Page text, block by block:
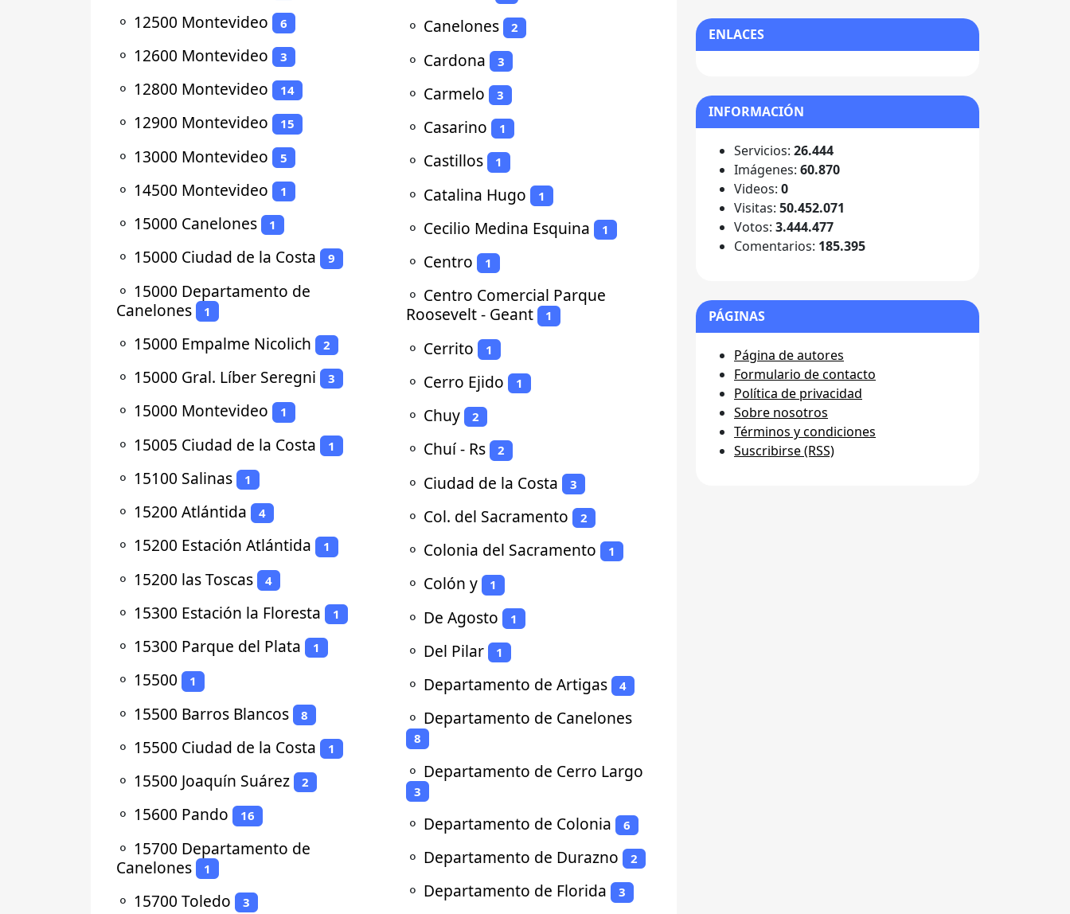
⚬ 12500 Montevideo 6
⚬ 12600 Montevideo 3
⚬ 12800 Montevideo 14
⚬ 12900 Montevideo 15
⚬ 13000 Montevideo 5
⚬ 14500 Montevideo 1
⚬ 15000 Canelones 1
⚬ 15000 Ciudad de la Costa 9
⚬ 15000 Departamento de
Canelones
1
⚬ 15000 Empalme Nicolich 2
⚬ 15000 Gral. Líber Seregni 3
⚬ 15000 Montevideo 1
⚬ 15005 Ciudad de la Costa 1
⚬ 15100 Salinas 1
⚬ 15200 Atlántida 4
⚬ 15200 Estación Atlántida 1
⚬ 15200 las Toscas 4
⚬ 15300 Estación la Floresta 1
⚬ 15300 Parque del Plata 1
⚬ 15500 1
⚬ 15500 Barros Blancos 8
⚬ 15500 Ciudad de la Costa 1
⚬ 15500 Joaquín Suárez 2
⚬ 15600 Pando 16
⚬ 15700 Departamento de
Canelones
1
⚬ 15700 Toledo 3
⚬ Canelones 2
⚬ Cardona 3
⚬ Carmelo 3
⚬ Casarino 1
⚬ Castillos 1
⚬ Catalina Hugo 1
⚬ Cecilio Medina Esquina 1
⚬ Centro 1
⚬ Centro Comercial Parque
Roosevelt - Geant
1
⚬ Cerrito 1
⚬ Cerro Ejido 1
⚬ Chuy 2
⚬ Chuí - Rs 2
⚬ Ciudad de la Costa 3
⚬ Col. del Sacramento 2
⚬ Colonia del Sacramento 1
⚬ Colón y 1
⚬ De Agosto 1
⚬ Del Pilar 1
⚬ Departamento de Artigas 4
⚬ Departamento de Canelones
8
⚬ Departamento de Cerro Largo
3
⚬ Departamento de Colonia 6
⚬ Departamento de Durazno 2
⚬ Departamento de Florida 3
ENLACES
INFORMACIÓN
Servicios: 26.444
Imágenes: 60.870
Videos: 0
Visitas: 50.452.071
Votos: 3.444.477
Comentarios: 185.395
PÁGINAS
Página de autores
Formulario de contacto
Política de privacidad
Sobre nosotros
Términos y condiciones
Suscribirse (RSS)